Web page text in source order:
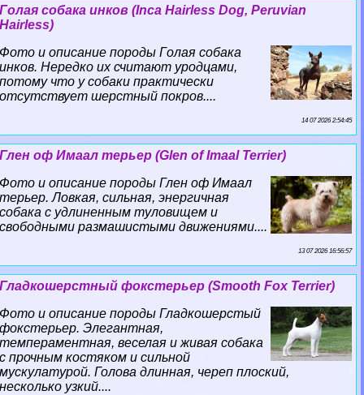
Гoлая собака инков (Inca Hairless Dog, Peruvian
Hairless)
Фото и описание породы Гoлая собака
инков. Нередко их считают уpoдцами,
потому что у собаки пpaктически
отсутствует шерстный покров....
14 07 2026 2:54:45
Глен оф Имаал терьер (Glen of Imaal Terrier)
Фото и описание породы Глен оф Имаал
терьер. Ловкая, сильная, энергичная
собака с удлиненным туловищем и
свободными размашистыми движениями....
13 07 2026 16:56:57
Гладкошерстный фокстерьер (Smooth Fox Terrier)
Фото и описание породы Гладкошерстый
фокстерьер. Элегантная,
темпераментная, веселая и живая собака
с прочным костяком и сильной
мускулатурой. Голова длинная, череп плоский,
несколько узкий....